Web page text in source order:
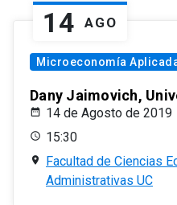
14 AGO
Microeconomía
Dany Jaimovich,
14 de Agosto de 2019
15:30
Facultad de Ciencias
Administrativas UC